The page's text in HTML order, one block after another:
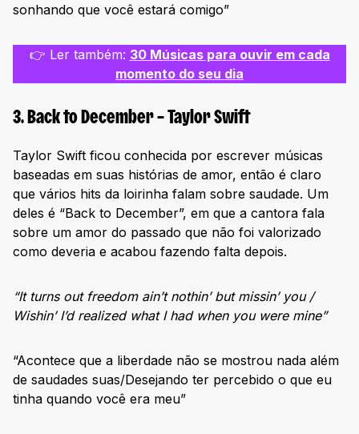
sonhando que você estará comigo”
👉 Ler também: 30 Músicas para ouvir em cada
momento do seu dia
3. Back to December – Taylor Swift
Taylor Swift ficou conhecida por escrever músicas
baseadas em suas histórias de amor, então é claro
que vários hits da loirinha falam sobre saudade. Um
deles é “Back to December”, em que a cantora fala
sobre um amor do passado que não foi valorizado
como deveria e acabou fazendo falta depois.
“It turns out freedom ain’t nothin’ but missin’ you /
Wishin’ I’d realized what I had when you were mine”
“Acontece que a liberdade não se mostrou nada além
de saudades suas/Desejando ter percebido o que eu
tinha quando você era meu”